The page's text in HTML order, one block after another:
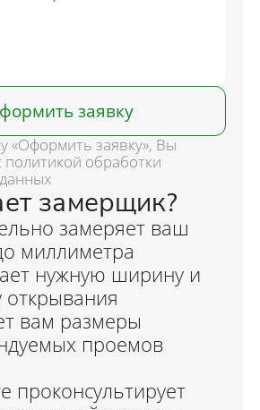
заявку
«Оформить заявку», Вы
политикой обработки